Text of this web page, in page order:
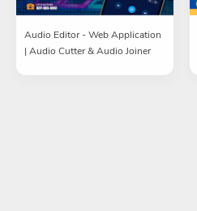
Audio Editor - Web Application
| Audio Cutter & Audio Joiner